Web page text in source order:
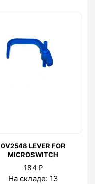
0V2548 LEVER FOR
MICROSWITCH
184 ₽
На складе: 13